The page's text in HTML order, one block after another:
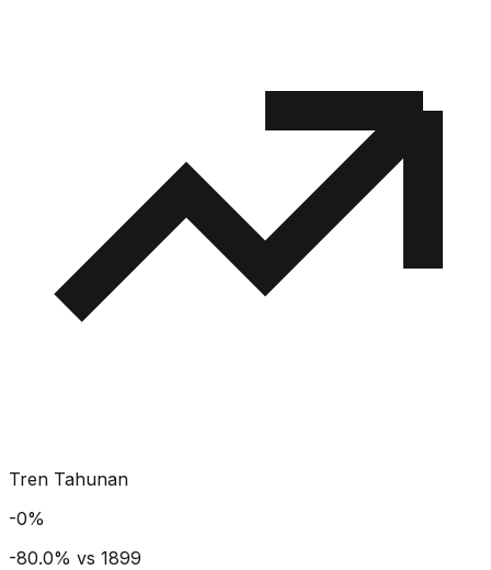
Tren Tahunan
-0%
-80.0% vs 1899